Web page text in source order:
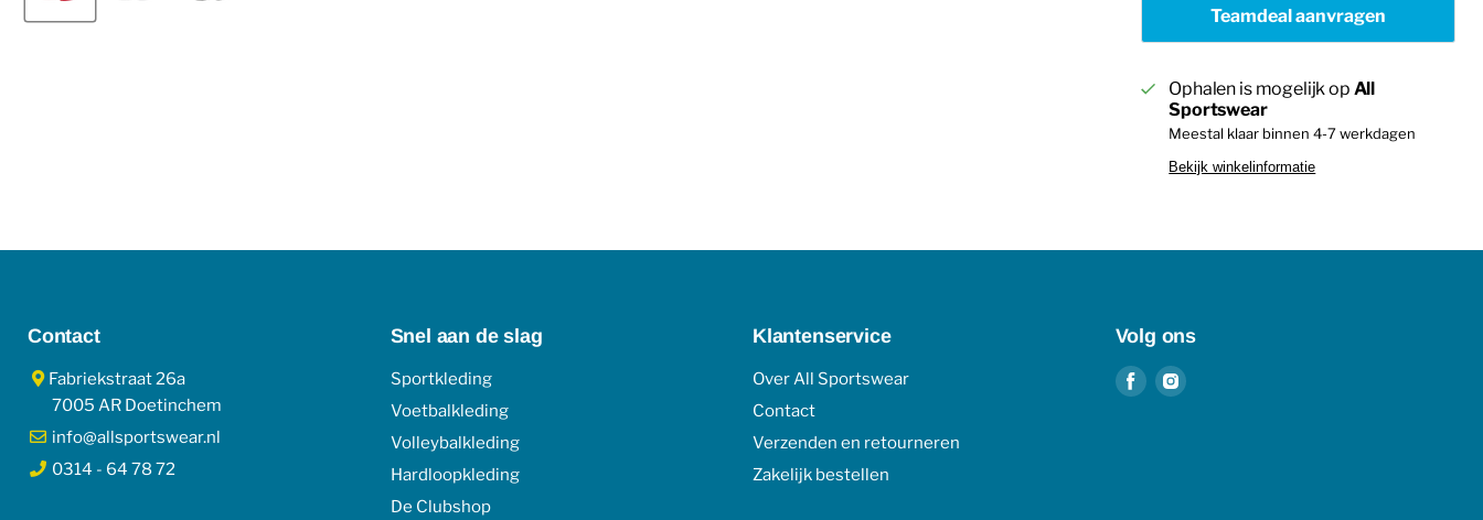
Teamdeal aanvragen
Ophalen is mogelijk op All
Sportswear
Meestal klaar binnen 4-7 werkdagen
Bekijk winkelinformatie
Contact
Fabriekstraat 26a
7005 AR Doetinchem
info@allsportswear.nl
0314 - 64 78 72
Snel aan de slag
Sportkleding
Voetbalkleding
Volleybalkleding
Hardloopkleding
De Clubshop
Klantenservice
Over All Sportswear
Contact
Verzenden en retourneren
Zakelijk bestellen
Volg ons
Vind Vind